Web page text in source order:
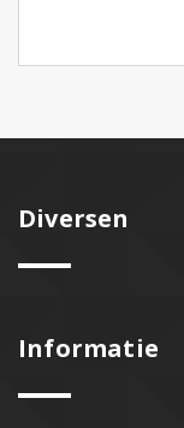
Diversen
Informatie